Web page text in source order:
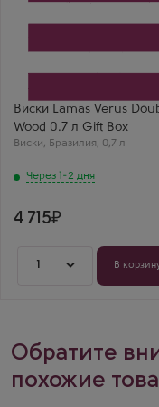
Виски Lamas Verus
Wood 0.7 л Gift Box
Виски, Бразилия, 0,7 л
Через 1-2 дня
подарочной коробке
Lamas
Выдержка
5 лет
4 715
1 В
Обратите
похожие